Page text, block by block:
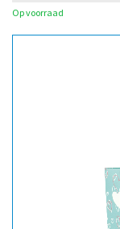
Op voorraad